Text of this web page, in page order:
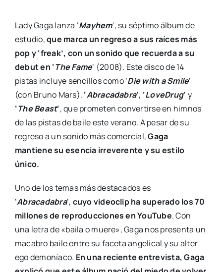
Lady Gaga lanza ‘Mayhem‘, su séptimo álbum de
estudio,que marca un regreso a sus raíces más
pop y ‘freak’, con un sonido que recuerda a su
debut en ‘The Fame‘ (2008). Este disco de 14
pistas incluye sencillos como ‘Die with a Smile‘
(con Bruno Mars), ‘Abracadabra‘, ‘LoveDrug‘ y
‘The Beast‘, que prometen convertirse en himnos
de las pistas de baile este verano. A pesar de su
regreso a un sonido más comercial,Gaga
mantiene su esencia irreverente y su estilo
único.
Uno de los temas más destacados es
‘Abracadabra‘, cuyo videoclip ha superado los 70
millones de reproducciones en YouTube. Con
una letra de «baila o muere», Gaga nos presenta un
macabro baile entre su faceta angelical y su alter
ego demoníaco. En una reciente entrevista, Gaga